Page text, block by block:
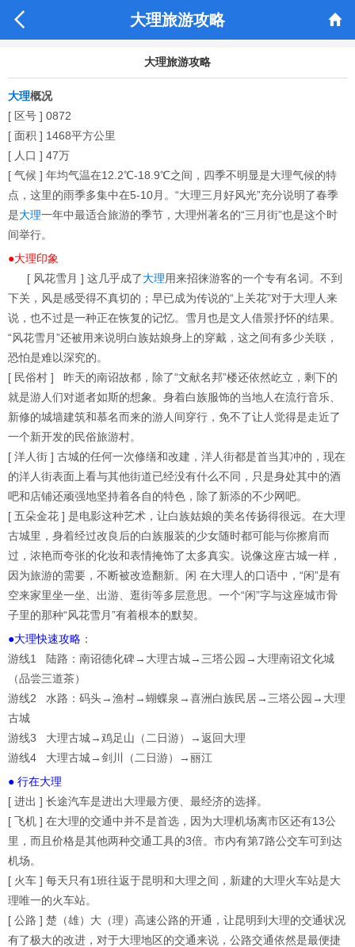
 大理旅游攻略 
大理旅游攻略
大理概况
[ 区号 ] 0872
[ 面积 ] 1468平方公里
[ 人口 ] 47万
[ 气候 ] 年均气温在12.2℃-18.9℃之间，四季不明显是大理气候的特
点，这里的雨季多集中在5-10月。“大理三月好风光”充分说明了春季
是大理一年中最适合旅游的季节，大理州著名的“三月街”也是这个时
间举行。
●大理印象
[ 风花雪月 ] 这几乎成了大理用来招徕游客的一个专有名词。不到
下关，风是感受得不真切的；早已成为传说的“上关花”对于大理人来
说，也不过是一种正在恢复的记忆。雪月也是文人借景抒怀的结果。
“风花雪月”还被用来说明白族姑娘身上的穿戴，这之间有多少关联，
恐怕是难以深究的。
[ 民俗村 ] 昨天的南诏故都，除了“文献名邦”楼还依然屹立，剩下的
就是游人们对逝者如斯的想象。身着白族服饰的当地人在流行音乐、
新修的城墙建筑和慕名而来的游人间穿行，免不了让人觉得是走近了
一个新开发的民俗旅游村。
[ 洋人街 ] 古城的任何一次修缮和改建，洋人街都是首当其冲的，现在
的洋人街表面上看与其他街道已经没有什么不同，只是身处其中的酒
吧和店铺还顽强地坚持着各自的特色，除了新添的不少网吧。
[ 五朵金花 ] 是电影这种艺术，让白族姑娘的美名传扬得很远。在大理
古城里，身着经过改良后的白族服装的少女随时都可能与你擦肩而
过，浓艳而夸张的化妆和表情掩饰了太多真实。说像这座古城一样，
因为旅游的需要，不断被改造翻新。闲 在大理人的口语中，“闲”是有
空来家里坐一坐、出游、逛街等多层意思。一个“闲”字与这座城市骨
子里的那种“风花雪月”有着根本的默契。
●大理快速攻略 ：
游线1 陆路：南诏德化碑→大理古城→三塔公园→大理南诏文化城
（品尝三道茶）
游线2 水路：码头→渔村→蝴蝶泉→喜洲白族民居→三塔公园→大理
古城
游线3 大理古城→鸡足山（二日游）→返回大理
游线4 大理古城→剑川（二日游）→丽江
● 行在大理
[ 进出 ] 长途汽车是进出大理最方便、最经济的选择。
[ 飞机 ] 在大理的交通中并不是首选，因为大理机场离市区还有13公
里，而且价格是其他两种交通工具的3倍。市内有第7路公交车可到达
机场。
[ 火车 ] 每天只有1班往返于昆明和大理之间，新建的大理火车站是大
理唯一的火车站。
[ 公路 ] 楚（雄）大（理）高速公路的开通，让昆明到大理的交通状况
有了极大的改进，对于大理地区的交通来说，公路交通依然是最便捷